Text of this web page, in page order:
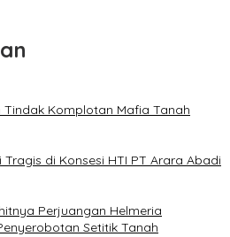
Tindak Komplotan Mafia Tanah
di Konsesi HTI PT Arara Abadi
Perjuangan Helmeria
Setitik Tanah